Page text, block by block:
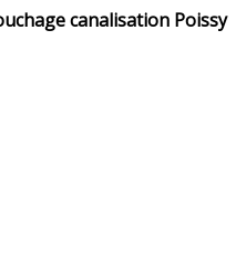
canalisation Poissy